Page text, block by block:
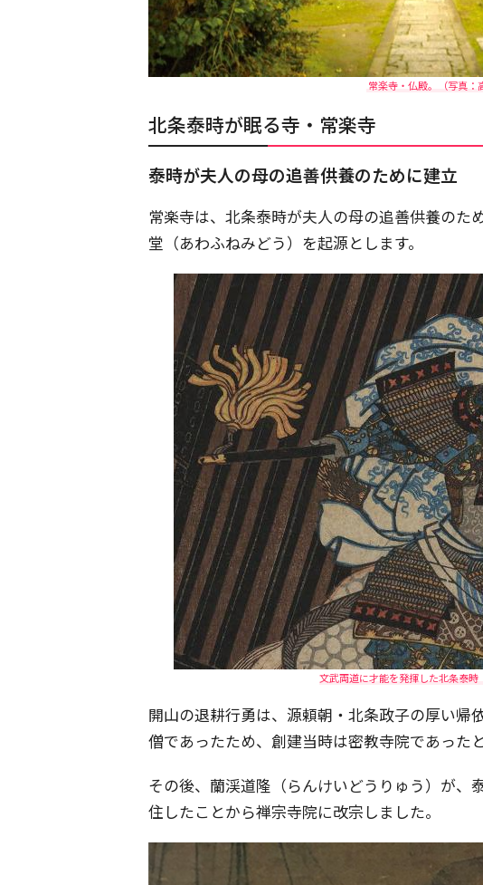
常楽寺・仏殿。（写真：
北条泰時が眠る寺・常楽寺
泰時が夫人の母の追善供養のために建立
常楽寺は、北条泰時が夫人の母の追善供養のた
堂（あわふねみどう）を起源とします。
文武両道に才能を発揮した北条泰時
開山の退耕行勇は、源頼朝・北条政子の厚い帰
僧であったため、創建当時は密教寺院であった
その後、蘭渓道隆（らんけいどうりゅう）が、
住したことから禅宗寺院に改宗しました。